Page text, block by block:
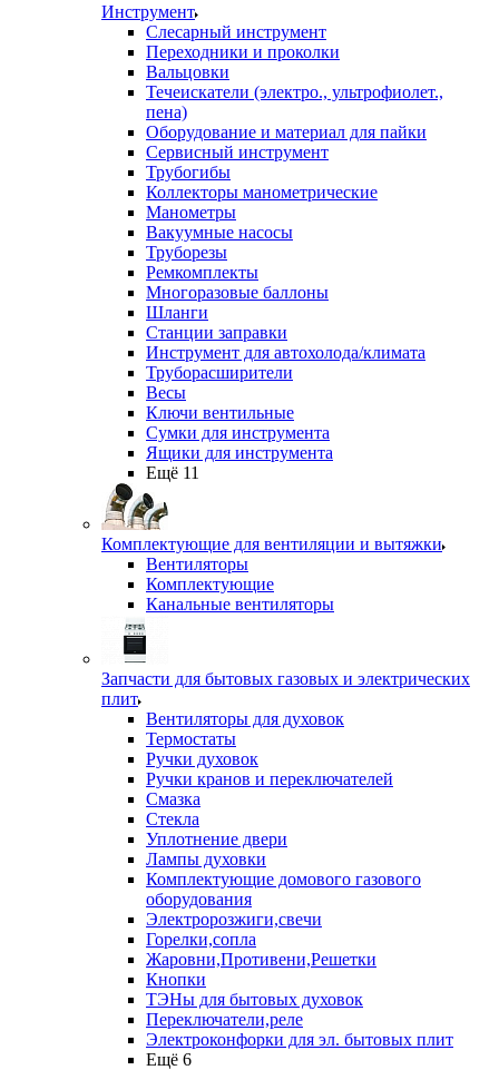
Инструмент
Слесарный инструмент
Переходники и проколки
Вальцовки
Течеискатели (электро., ультрофиолет.,
пена)
Оборудование и материал для пайки
Сервисный инструмент
Трубогибы
Коллекторы манометрические
Манометры
Вакуумные насосы
Труборезы
Ремкомплекты
Многоразовые баллоны
Шланги
Станции заправки
Инструмент для автохолода/климата
Труборасширители
Весы
Ключи вентильные
Сумки для инструмента
Ящики для инструмента
Ещё 11
Комплектующие для вентиляции и вытяжки
Вентиляторы
Комплектующие
Канальные вентиляторы
Запчасти для бытовых газовых и электрических
плит
Вентиляторы для духовок
Термостаты
Ручки духовок
Ручки кранов и переключателей
Смазка
Стекла
Уплотнение двери
Лампы духовки
Комплектующие домового газового
оборудования
Электророзжиги,свечи
Горелки,сопла
Жаровни,Противени,Решетки
Кнопки
ТЭНы для бытовых духовок
Переключатели,реле
Электроконфорки для эл. бытовых плит
Ещё 6